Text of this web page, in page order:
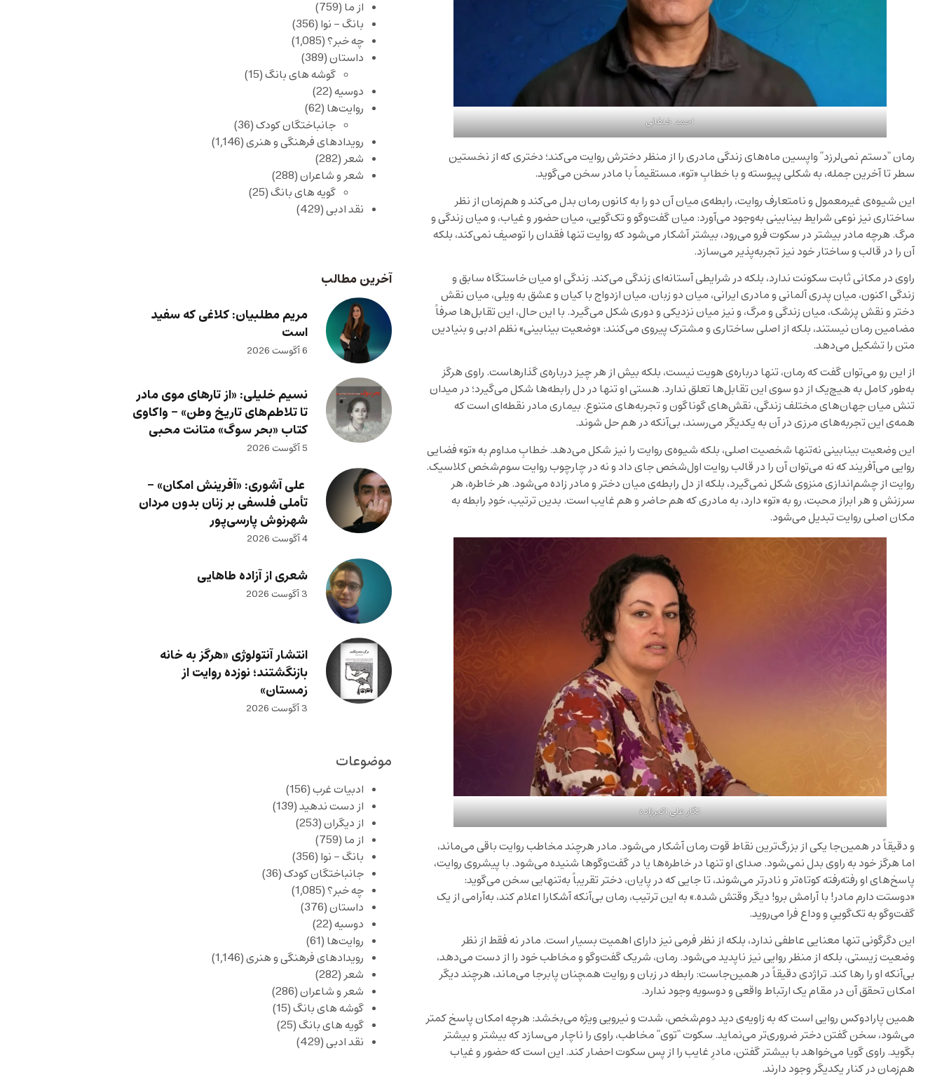
احمد خلفانی
رمان “دستم نمی‌لرزد” واپسین ماه‌های زندگی مادری را از منظر دخترش روایت می‌کند؛ دختری که از نخستین
سطر تا آخرین جمله، به شکلی پیوسته و با خطابِ «تو»، مستقیماً با مادر سخن می‌گوید.
این شیوه‌ی غیرمعمول و نامتعارف روایت، رابطه‌ی میان آن دو را به کانون رمان بدل می‌کند و هم‌زمان از نظر
ساختاری نیز نوعی شرایط بینابینی به‌وجود می‌آورد: میان گفت‌وگو و تک‌گویی، میان حضور و غیاب، و میان زندگی و
مرگ. هرچه مادر بیشتر در سکوت فرو می‌رود، بیشتر آشکار می‌شود که روایت تنها فقدان را توصیف نمی‌کند، بلکه
آن را در قالب و ساختار خود نیز تجربه‌پذیر می‌سازد.
راوی در مکانی ثابت سکونت ندارد، بلکه در شرایطی آستانه‌ای زندگی می‌کند. زندگی او میان خاستگاه سابق و
زندگی اکنون، میان پدری آلمانی و مادری ایرانی، میان دو زبان، میان ازدواج با کیان و عشق به ویلی، میان نقش
دختر و نقش پزشک، میان زندگی و مرگ، و نیز میان نزدیکی و دوری شکل می‌گیرد. با این حال، این تقابل‌ها صرفاً
مضامین رمان نیستند، بلکه از اصلی ساختاری و مشترک پیروی می‌کنند: «وضعیت بینابینی» نظم ادبی و بنیادین
متن را تشکیل می‌دهد.
از این رو می‌توان گفت که رمان، تنها درباره‌ی هویت نیست، بلکه بیش از هر چیز درباره‌ی گذارهاست. راوی هرگز
به‌طور کامل به هیچ‌یک از دو سوی این تقابل‌ها تعلق ندارد. هستی او تنها در دل رابطه‌ها شکل می‌گیرد؛ در میدان
تنش میان جهان‌های مختلف زندگی، نقش‌های گوناگون و تجربه‌های متنوع. بیماری مادر نقطه‌ای است که
همه‌ی این تجربه‌های مرزی در آن به یکدیگر می‌رسند، بی‌آنکه در هم حل شوند.
این وضعیت بینابینی نه‌تنها شخصیت اصلی، بلکه شیوه‌ی روایت را نیز شکل می‌دهد. خطابِ مداوم به «تو» فضایی
روایی می‌آفریند که نه می‌توان آن را در قالب روایت اول‌شخص جای داد و نه در چارچوب روایت سوم‌شخص کلاسیک.
روایت از چشم‌اندازی منزوی شکل نمی‌گیرد، بلکه از دل رابطه‌ی میان دختر و مادر زاده می‌شود. هر خاطره، هر
سرزنش و هر ابراز محبت، رو به «تو» دارد، به مادری که هم حاضر و هم غایب است. بدین ترتیب، خودِ رابطه به
مکان اصلی روایت تبدیل می‌شود.
نگار علی اکبرزاده
و دقیقاً در همین‌جا یکی از بزرگ‌ترین نقاط قوت رمان آشکار می‌شود. مادر هرچند مخاطب روایت باقی می‌ماند،
اما هرگز خود به راوی بدل نمی‌شود. صدای او تنها در خاطره‌ها یا در گفت‌وگوها شنیده می‌شود. با پیشروی روایت،
پاسخ‌های او رفته‌رفته کوتاه‌تر و نادرتر می‌شوند، تا جایی که در پایان، دختر تقریباً به‌تنهایی سخن می‌گوید:
«دوستت دارم مادر! با آرامش برو! دیگر وقتش شده.» به این ترتیب، رمان بی‌آنکه آشکارا اعلام کند، به‌آرامی از یک
گفت‌وگو به تک‌گوییِ و وداع فرا می‌روید.
این دگرگونی تنها معنایی عاطفی ندارد، بلکه از نظر فرمی نیز دارای اهمیت بسیار است. مادر نه فقط از نظر
وضعیت زیستی، بلکه از منظر روایی نیز ناپدید می‌شود. رمان، شریک گفت‌وگو و مخاطب خود را از دست می‌دهد،
بی‌آنکه او را رها کند. تراژدی دقیقاً در همین‌جاست: رابطه در زبان و روایت همچنان پابرجا می‌ماند، هرچند دیگر
امکان تحقق آن در مقام یک ارتباط واقعی و دوسویه وجود ندارد.
همین پارادوکس روایی است که به زاویه‌ی دید دوم‌شخص، شدت و نیرویی ویژه می‌بخشد: هرچه امکان پاسخ کمتر
می‌شود، سخن گفتن دختر ضروری‌تر می‌نماید. سکوت “توی” مخاطب، راوی را ناچار می‌سازد که بیشتر و بیشتر
بگوید. راوی گویا می‌خواهد با بیشتر گفتن، مادرِ غایب را از پس سکوت احضار کند. این است که حضور و غیاب
هم‌زمان در کنار یکدیگر وجود دارند.
از ما (759)
بانگ – نوا (356)
چه خبر؟(1,085)
داستان(389)
گوشه های بانگ(15)
دوسیه(22)
روایت‌ها (62)
جانباختگان کودک(36)
رویدادهای فرهنگی و هنری(1,146)
شعر(282)
شعر و شاعران(288)
گویه های بانگ(25)
نقد ادبی(429)
آخرین مطالب
مریم مطلبیان: کلاغی که سفید
است
6 آگوست 2026
نسیم خلیلی: «از تارهای موی مادر
تا تلاطم‌های تاریخ وطن» – واکاوی
کتاب «بحر سوگ» متانت محبی
5 آگوست 2026
علی آشوری: «آفرینش امکان» –
تأملی فلسفی بر زنان بدون مردان
شهرنوش پارسی‌پور
4 آگوست 2026
شعری از آزاده طاهایی
3 آگوست 2026
انتشار آنتولوژی «هرگز به خانه
بازنگشتند؛ نوزده روایت از
زمستان»
3 آگوست 2026
موضوعات
ادبیات غرب(156)
از دست ندهید(139)
از دیگران(253)
از ما (759)
بانگ – نوا (356)
جانباختگان کودک(36)
چه خبر؟(1,085)
داستان(376)
دوسیه(22)
روایت‌ها (61)
رویدادهای فرهنگی و هنری(1,146)
شعر(282)
شعر و شاعران(286)
گوشه های بانگ(15)
گویه های بانگ(25)
نقد ادبی(429)